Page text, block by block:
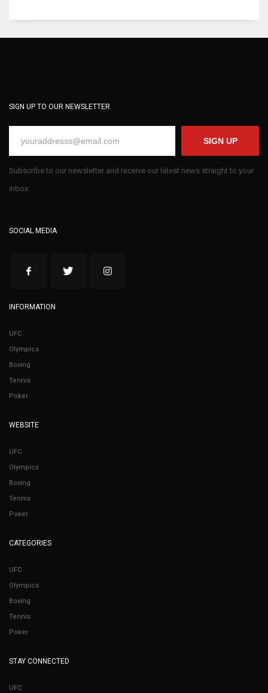
SIGN UP TO OUR NEWSLETTER
SIGN UP
Subscribe to our newsletter and receive our latest news straight to your
inbox.
SOCIAL MEDIA
INFORMATION
UFC
Olympics
Boxing
Tennis
Poker
WEBSITE
UFC
Olympics
Boxing
Tennis
Poker
CATEGORIES
UFC
Olympics
Boxing
Tennis
Poker
STAY CONNECTED
UFC